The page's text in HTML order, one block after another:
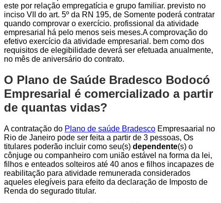
este por relação empregatícia e grupo familiar. previsto no
inciso VII do art. 5º da RN 195, de Somente poderá contratar
quando comprovar o exercício. profissional da atividade
empresarial há pelo menos seis meses.A comprovação do
efetivo exercício da atividade empresarial. bem como dos
requisitos de elegibilidade deverá ser efetuada anualmente,
no mês de aniversário do contrato.
O Plano de Saúde Bradesco Bodocó
Empresarial é comercializado a partir
de quantas vidas?
A contratação do Plano de saúde Bradesco Empresaarial no
Rio de Janeiro pode ser feita a partir de 3 pessoas, Os
titulares poderão incluir como seu(s) dependente(s) o
cônjuge ou companheiro com união estável na forma da lei,
filhos e enteados solteiros até 40 anos e filhos incapazes de
reabilitação para atividade remunerada considerados
aqueles elegíveis para efeito da declaração de Imposto de
Renda do segurado titular.